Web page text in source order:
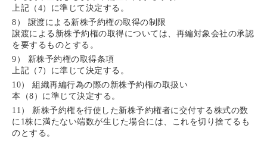
上記（4）に準じて決定する。
8） 譲渡による新株予約権の取得の制限
譲渡による新株予約権の取得については、再編対象会社の承認
を要するものとする。
9） 新株予約権の取得条項
上記（7）に準じて決定する。
10） 組織再編行為の際の新株予約権の取扱い
本（8）に準じて決定する。
11） 新株予約権を行使した新株予約権者に交付する株式の数
に1株に満たない端数が生じた場合には、これを切り捨てるも
のとする。